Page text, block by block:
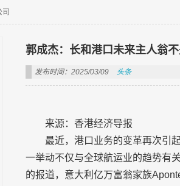
郭成杰：长和港口未来主人翁
发布时间：2025/03/09 头条
来源：香港经济导报
最近，港口业务的变革再次引
一举动不仅与全球航运业的趋势有
的报道，意大利亿万富翁家族